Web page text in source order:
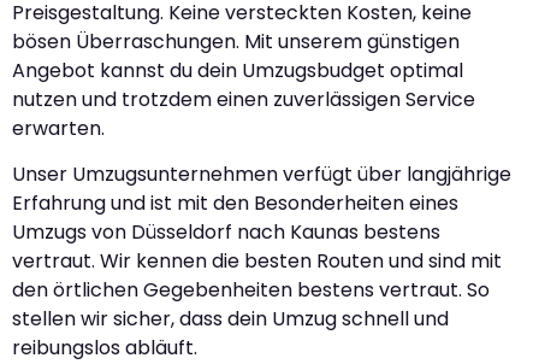
Preisgestaltung. Keine versteckten Kosten, keine
bösen Überraschungen. Mit unserem günstigen
Angebot kannst du dein Umzugsbudget optimal
nutzen und trotzdem einen zuverlässigen Service
erwarten.
Unser Umzugsunternehmen verfügt über langjährige
Erfahrung und ist mit den Besonderheiten eines
Umzugs von Düsseldorf nach Kaunas bestens
vertraut. Wir kennen die besten Routen und sind mit
den örtlichen Gegebenheiten bestens vertraut. So
stellen wir sicher, dass dein Umzug schnell und
reibungslos abläuft.